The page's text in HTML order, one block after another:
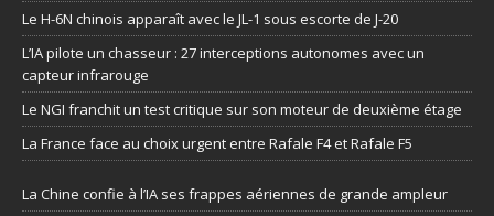
Le H-6N chinois apparaît avec le JL-1 sous escorte de J-20
L’IA pilote un chasseur : 27 interceptions autonomes avec un
capteur infrarouge
Le NGI franchit un test critique sur son moteur de deuxième étage
La France face au choix urgent entre Rafale F4 et Rafale F5
La Chine confie à l’IA ses frappes aériennes de grande ampleur